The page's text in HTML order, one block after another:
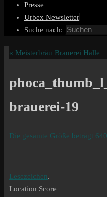
Presse
Urbex Newsletter
Suche nach:
« Meisterbräu Brauerei Halle
brauerei-19
Die gesamte Größe beträgt
Lesezeichen.
Location Score